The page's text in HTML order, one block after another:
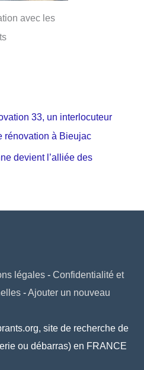
avec les
33, un interlocuteur
rénovation à Bieujac
devient l’alliée des
légales- Confidentialité et
-Ajouter un nouveau
site de recherche de
ou débarras) en FRANCE